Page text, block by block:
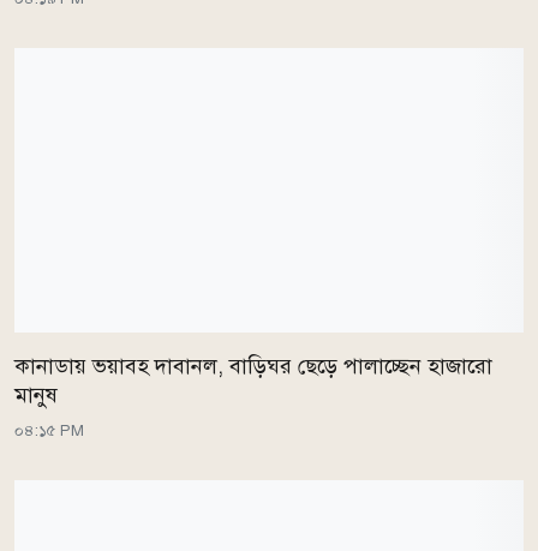
কানাডায় ভয়াবহ দাবানল, বাড়িঘর ছেড়ে পালাচ্ছেন হাজারো
মানুষ
০৪:১৫ PM